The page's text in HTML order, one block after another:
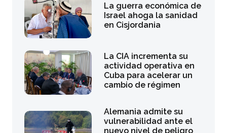
La guerra económica de
Israel ahoga la sanidad
en Cisjordania
La CIA incrementa su
actividad operativa en
Cuba para acelerar un
cambio de régimen
Alemania admite su
vulnerabilidad ante el
nuevo nivel de peligro